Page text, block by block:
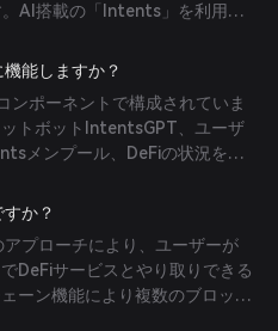
。AI搭載の「Intents」を利用す
金融目標を表現でき、それが実
め、より幅広い層にDeFiを利用
能しますか？
ンポーネントで構成されていま
トボットIntentsGPT、ユーザ
メンプール、DeFiの状況を分
案するソルバーノード、そして
クチェーン上でランク付けし実
テクチャにより効率的でユーザ
します。
か？
プローチにより、ユーザーが
DeFiサービスとやり取りできる
ーン機能により複数のブロック
レスな取引が可能で、